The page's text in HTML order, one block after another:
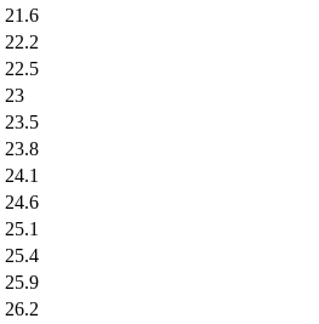
21.6
22.2
22.5
23
23.5
23.8
24.1
24.6
25.1
25.4
25.9
26.2